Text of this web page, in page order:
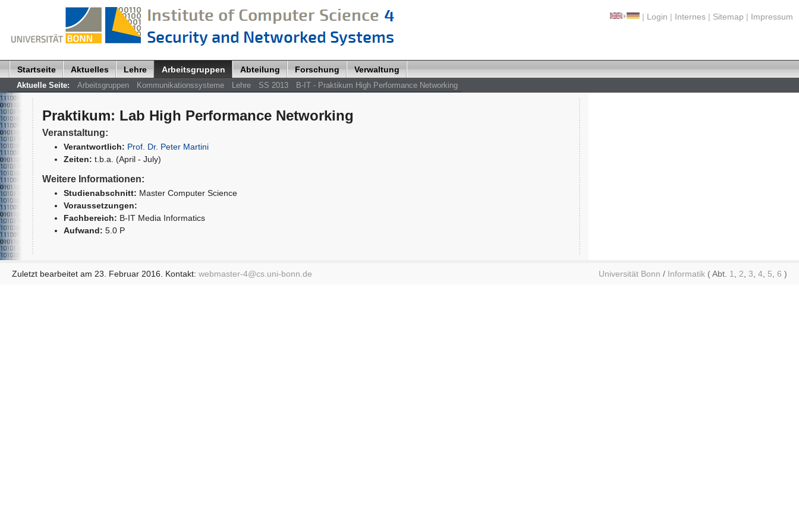
| Login | Internes | Sitemap | Impressum
Startseite Aktuelles Lehre Arbeitsgruppen Abteilung Forschung Verwaltung
Aktuelle Seite: Arbeitsgruppen Kommunikationssysteme Lehre SS 2013 B-IT - Praktikum High Performance Networking
Praktikum: Lab High Performance Networking
Veranstaltung:
Verantwortlich: Prof. Dr. Peter Martini
Zeiten: t.b.a. (April - July)
Weitere Informationen:
Studienabschnitt: Master Computer Science
Voraussetzungen:
Fachbereich: B-IT Media Informatics
Aufwand: 5.0 P
Zuletzt bearbeitet am 23. Februar 2016. Kontakt: webmaster-4@cs.uni-bonn.de Universität Bonn / Informatik ( Abt. 1 2 3 4 5 6 )